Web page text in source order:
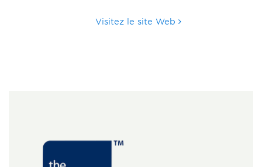
Visitez le site Web